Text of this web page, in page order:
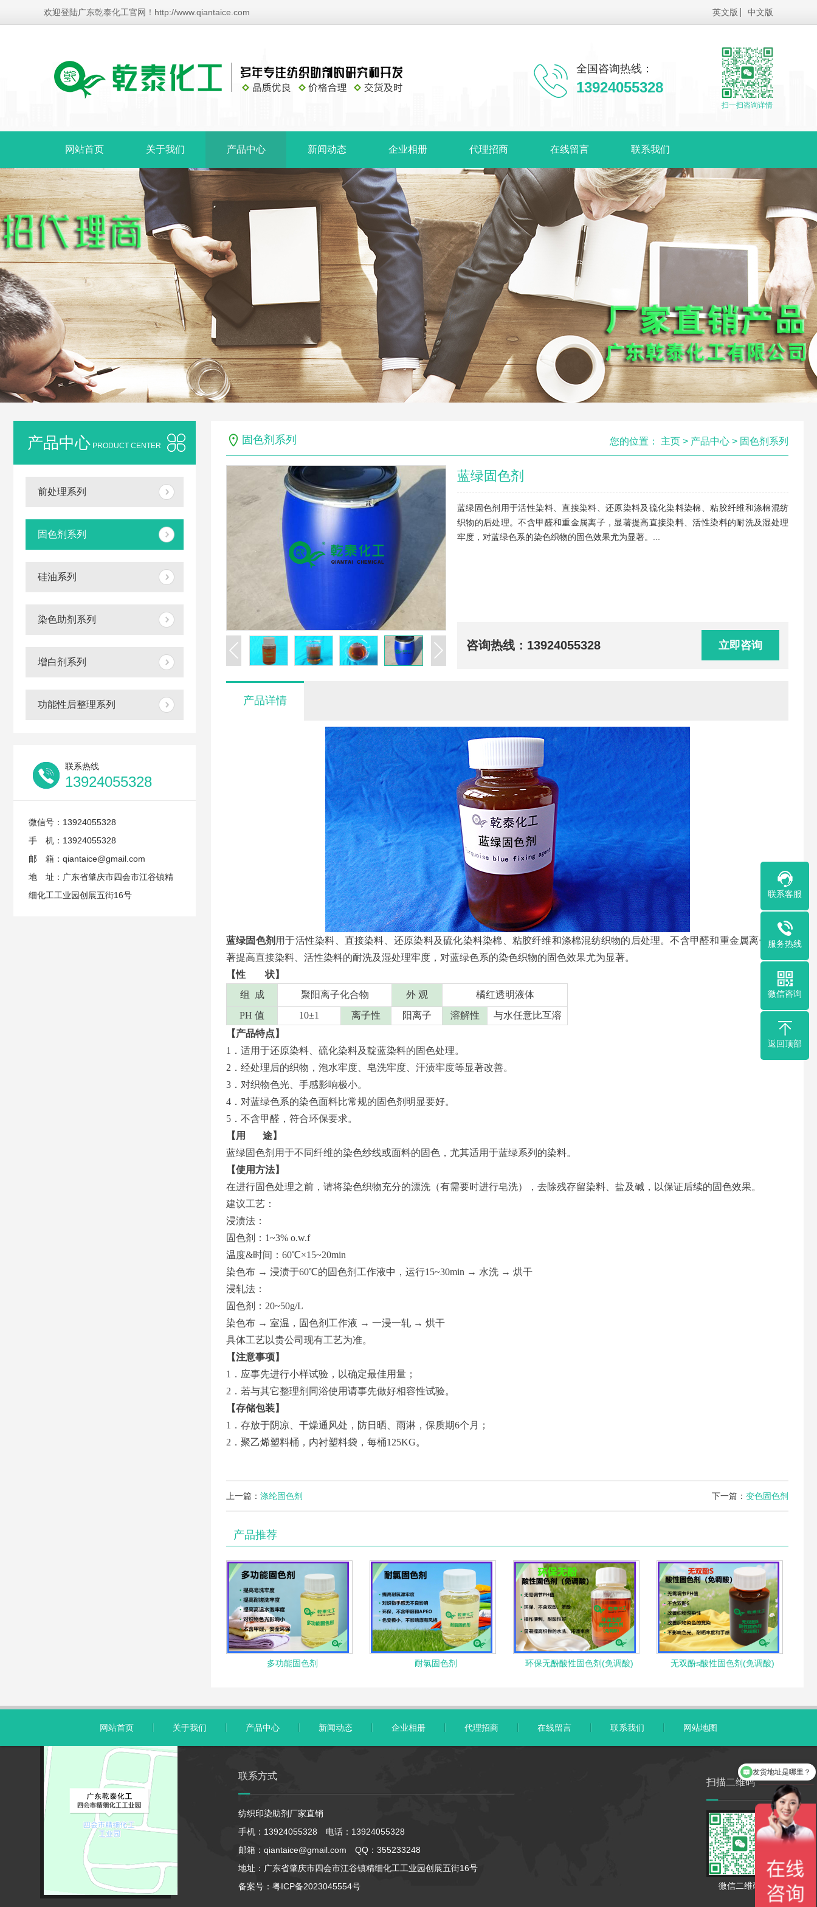
欢迎登陆广东乾泰化工官网！http://www.qiantaice.com 英文版 中文版
扫一扫咨询详情
全国咨询热线：
13924055328
网站首页 关于我们 产品中心 新闻动态 企业相册 代理招商 在线留言 联系我们
产品中心 PRODUCT CENTER
前处理系列
固色剂系列
硅油系列
染色助剂系列
增白剂系列
功能性后整理系列
联系热线
13924055328
微信号：13924055328
手 机：13924055328
邮 箱：qiantaice@gmail.com
地 址：广东省肇庆市四会市江谷镇精
细化工工业园创展五街16号
固色剂系列 您的位置： 主页 > 产品中心 > 固色剂系列
蓝绿固色剂
蓝绿固色剂用于活性染料、直接染料、还原染料及硫化染料染棉、粘胶纤维和涤棉混纺
织物的后处理。不含甲醛和重金属离子，显著提高直接染料、活性染料的耐洗及湿处理
牢度，对蓝绿色系的染色织物的固色效果尤为显著。...
咨询热线： 13924055328 立即咨询
产品详情
蓝绿固色剂 用于活性染料、直接染料、还原染料及硫化染料染棉、粘胶纤维和涤棉混纺织物的后处理。不含甲醛和重金属离子，显
著提高直接染料、活性染料的耐洗及湿处理牢度，对蓝绿色系的染色织物的固色效果尤为显著。
【性 状】
组 成
聚阳离子化合物 外 观
橘红透明液体
PH 值
10±1 离子性 阳离子 溶解性
与水任意比互溶
【产品特点】
1． 适用于还原染料、硫化染料及靛蓝染料的固色处理。
2 ． 经处理后的织物，泡水牢度、皂洗牢度、汗渍牢度等显著改善。
3 ． 对织物色光、手感影响极小。
4 ． 对蓝绿色系的染色面料比常规的固色剂明显要好。
5 ． 不含甲醛，符合环保要求。
【用 途】
蓝绿固色剂用于不同纤维的染色纱线或面料的固色，尤其适用于蓝绿系列的染料。
【使用方法】
在进行固色处理之前，请将染色织物充分的漂洗（有需要时进行皂洗），去除残存留染料、盐及碱，以保证后续的固色效果。
建议工艺：
浸渍法：
固色剂：1~3% o.w.f
温度&时间：60℃×15~20min
染色布 → 浸渍于60℃的固色剂工作液中，运行15~30min → 水洗 → 烘干
浸轧法：
固色剂：20~50g/L
染色布 → 室温，固色剂工作液 → 一浸一轧 → 烘干
具体工艺以贵公司现有工艺为准。
【注意事项】
1．应事先进行小样试验，以确定最佳用量；
2．若与其它整理剂同浴使用请事先做好相容性试验。
【存储包装】
1．存放于阴凉、干燥通风处，防日晒、雨淋，保质期6个月；
2．聚乙烯塑料桶，内衬塑料袋，每桶125KG。
上一篇： 涤纶固色剂 下一篇： 变色固色剂
产品推荐
多功能固色剂 耐氯固色剂 环保无酚酸性固色剂(免调酸) 无双酚s酸性固色剂(免调酸)
网站首页 关于我们 产品中心 新闻动态 企业相册 代理招商 在线留言 联系我们 网站地图
联系方式
纺织印染助剂厂家直销
手机：13924055328 电话：13924055328
邮箱：qiantaice@gmail.com QQ：355233248
地址：广东省肇庆市四会市江谷镇精细化工工业园创展五街16号
备案号： 粤ICP备2023045554号
扫描二维码
微信二维码
联系客服
服务热线
微信咨询
返回顶部
产品价格是多少？